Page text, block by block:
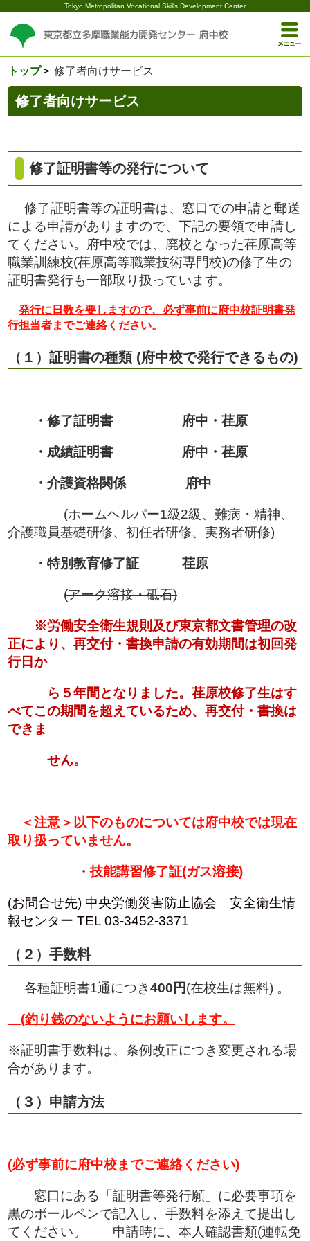
Tokyo Metropolitan Vocational Skills Development Center
トップ 修了者向けサービス
修了者向けサービス
修了証明書等の発行について
修了証明書等の証明書は、窓口での申請と郵送
による申請がありますので、下記の要領で申請し
てください。府中校では、廃校となった荏原高等
職業訓練校(荏原高等職業技術専門校)の修了生の
証明書発行も一部取り扱っています。
発行に日数を要しますので、必ず事前に府中校証明書発
行担当者までご連絡ください。
（１）証明書の種類 (府中校で発行できるもの)
・修了証明書 府中・荏原
・成績証明書 府中・荏原
・介護資格関係 府中
(ホームヘルパー1級2級、難病・精神、
介護職員基礎研修、初任者研修、実務者研修)
・ 特別教育修了証 荏原
(アーク溶接・砥石)
※労働安全衛生規則及び東京都文書管理の改
正により、再交付・書換申請の有効期間は初回発
行日か
ら ５年間となりました。荏原校修了生はす
べてこの期間を超えているため、再交付・書換は
できま
せん。
＜注意＞以下のものについては府中校では現在
取り扱っていません。
・技能講習修了証(ガス溶接)
(お問合せ先) 中央労働災害防止協会 安全衛生情
報センター TEL 03-3452-3371
（２）手数料
各種証明書1通につき400円(在校生は無料) 。
(釣り銭のないようにお願いします。
※証明書手数料は、条例改正につき変更される場
合があります。
（３）申請方法
(必ず事前に府中校までご連絡ください)
窓口にある「証明書等発行願」に必要事項を
黒のボールペンで記入し、手数料を添えて提出し
てください。 申請時に、本人確認書類(運転免